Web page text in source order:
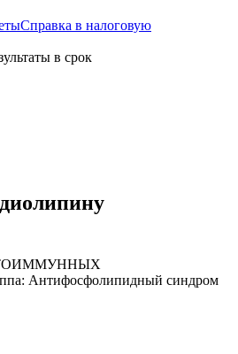
Справка в налоговую
в срок
Антифосфолипидный синдром